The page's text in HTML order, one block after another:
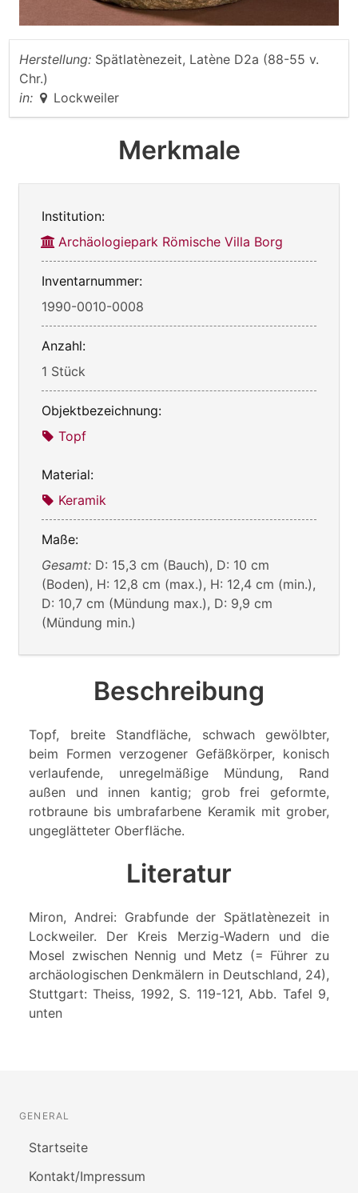
Herstellung: Spätlatènezeit, Latène D2a (88-55 v.
Chr.)
in:
Lockweiler
Merkmale
Institution:
Archäologiepark Römische Villa Borg
Inventarnummer:
1990-0010-0008
Anzahl:
1 Stück
Objektbezeichnung:
Topf
Material:
Keramik
Maße:
Gesamt: D: 15,3 cm (Bauch), D: 10 cm
(Boden), H: 12,8 cm (max.), H: 12,4 cm (min.),
D: 10,7 cm (Mündung max.), D: 9,9 cm
(Mündung min.)
Beschreibung
Topf, breite Standfläche, schwach gewölbter,
beim Formen verzogener Gefäßkörper, konisch
verlaufende, unregelmäßige Mündung, Rand
außen und innen kantig; grob frei geformte,
rotbraune bis umbrafarbene Keramik mit grober,
ungeglätteter Oberfläche.
Literatur
Miron, Andrei: Grabfunde der Spätlatènezeit in
Lockweiler. Der Kreis Merzig-Wadern und die
Mosel zwischen Nennig und Metz (= Führer zu
archäologischen Denkmälern in Deutschland, 24),
Stuttgart: Theiss, 1992, S. 119-121, Abb. Tafel 9,
unten
GENERAL
Startseite
Kontakt/Impressum